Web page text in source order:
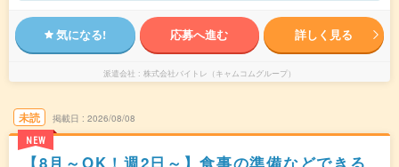
気になる! 応募へ進む 詳しく見る
派遣会社 株式会社バイトレ（キャムコムグループ）
未読
NEW
掲載日 2026/08/08
【8月～OK！週2日～】食事の準備などできる